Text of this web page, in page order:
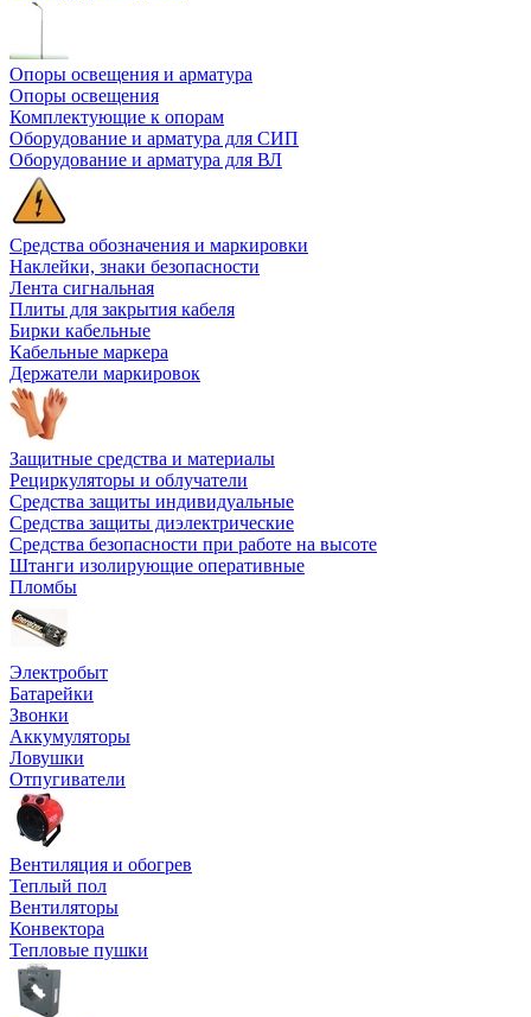
Опоры освещения и арматура
Опоры освещения
Комплектующие к опорам
Оборудование и арматура для СИП
Оборудование и арматура для ВЛ
Средства обозначения и маркировки
Наклейки, знаки безопасности
Лента сигнальная
Плиты для закрытия кабеля
Бирки кабельные
Кабельные маркера
Держатели маркировок
Защитные средства и материалы
Рециркуляторы и облучатели
Средства защиты индивидуальные
Средства защиты диэлектрические
Средства безопасности при работе на высоте
Штанги изолирующие оперативные
Пломбы
Электробыт
Батарейки
Звонки
Аккумуляторы
Ловушки
Отпугиватели
Вентиляция и обогрев
Теплый пол
Вентиляторы
Конвектора
Тепловые пушки